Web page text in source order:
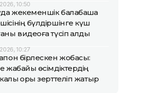
10:50
жекеменшік балабақша
бүлдіршінге күш
видеоға түсіп қалды
10:27
бірлескен жобасы:
жабайы өсімдіктердің
қоры зерттеліп жатыр